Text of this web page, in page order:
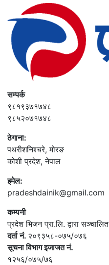
सम्पर्क
९८१९३७१७४८
९८५२०७१७४८
ठेगाना:
पथरीशनिश्‍चरे, मोरङ
कोशी प्रदेश, नेपाल
इमेल:
pradeshdainik@gmail.com
कम्पनी
प्रदेश भिजन प्रा.लि. द्वारा सञ्‍चालित
दर्ता नं. २०९३५८-०७५/०७६
सूचना विभाग इजाजत नं.
१२५६/०७५/७६